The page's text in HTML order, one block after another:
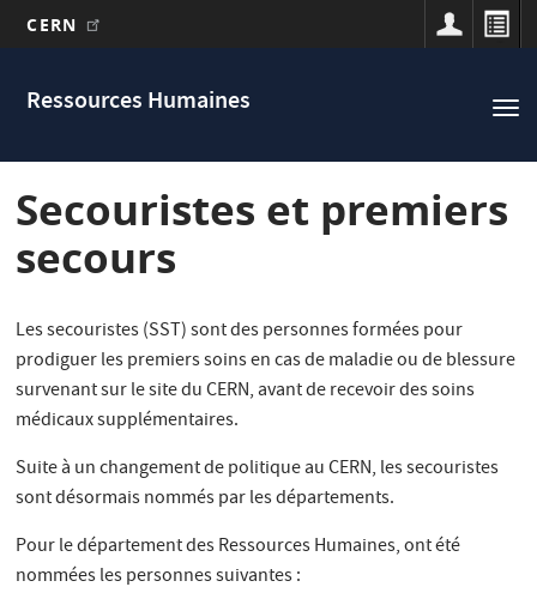
contenu
CERN
Ressources Humaines
navigation
Secouristes et premiers
secours
Les secouristes (SST) sont des personnes formées pour
prodiguer les premiers soins en cas de maladie ou de blessure
survenant sur le site du CERN, avant de recevoir des soins
médicaux supplémentaires.
Suite à un changement de politique au CERN, les secouristes
sont désormais nommés par les départements.
Pour le département des Ressources Humaines, ont été
nommées les personnes suivantes :